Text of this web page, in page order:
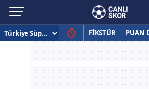
FİKSTÜR PUAN